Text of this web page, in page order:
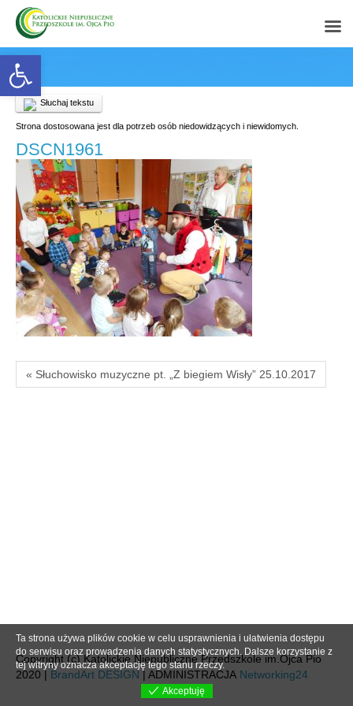
Open toolbar
Słuchaj tekstu
Strona dostosowana jest dla potrzeb osób niedowidzących i niewidomych.
DSCN1961
« Słuchowisko muzyczne pt. „Z biegiem Wisły” 25.10.2017
Copyright (c) Katolickie Niepubliczne Przedszkole im.Ojca Pio
2020 | BrandArt DESIGN | ADMINISTRACJA Networking24
Ta strona używa plików cookie w celu usprawnienia i ułatwienia dostępu
do serwisu oraz prowadzenia danych statystycznych. Dalsze korzystanie z
tej witryny oznacza akceptację tego stanu rzeczy.
Akceptuję